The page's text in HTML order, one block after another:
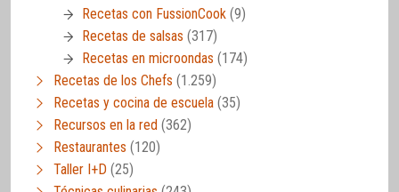
Recetas con FussionCook (9)
Recetas de salsas (317)
Recetas en microondas (174)
Recetas de los Chefs (1.259)
Recetas y cocina de escuela (35)
Recursos en la red (362)
Restaurantes (120)
Taller I+D (25)